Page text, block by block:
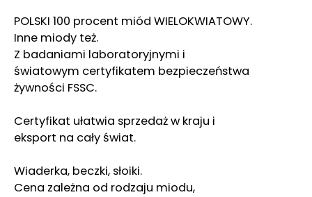
POLSKI 100 procent miód WIELOKWIATOWY.
Inne miody też.
Z badaniami laboratoryjnymi i
światowym certyfikatem bezpieczeństwa
żywności FSSC.
Certyfikat ułatwia sprzedaż w kraju i
eksport na cały świat.
Wiaderka, beczki, słoiki.
Cena zależna od rodzaju miodu,